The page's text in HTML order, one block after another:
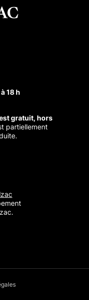
de Balzac
18 h
gratuit, hors
partiellement